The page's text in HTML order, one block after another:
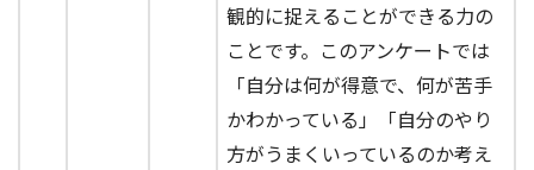
観的に捉えることができる力の
ことです。このアンケートでは
「自分は何が得意で、何が苦手
かわかっている」「自分のやり
方がうまくいっているのか考え